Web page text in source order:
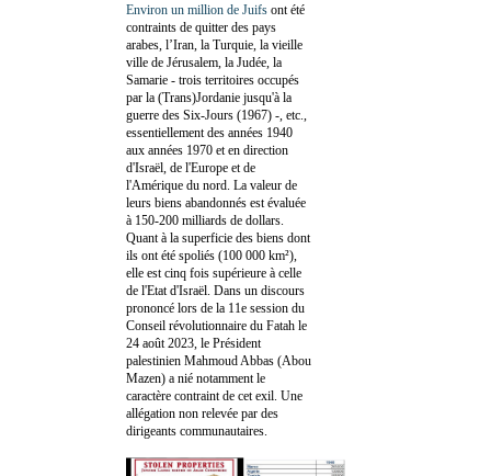
Environ un million de Juifs ont été
contraints de quitter des pays
arabes, l’Iran, la Turquie, la vieille
ville de Jérusalem, la Judée, la
Samarie - trois territoires occupés
par la (Trans)Jordanie jusqu'à la
guerre des Six-Jours (1967) -, etc.,
essentiellement des années 1940
aux années 1970 et en direction
d'Israël, de l'Europe et de
l'Amérique du nord. La valeur de
leurs biens abandonnés est évaluée
à 150-200 milliards de dollars.
Quant à la superficie des biens dont
ils ont été spoliés (100 000 km²),
elle est cinq fois supérieure à celle
de l'Etat d'Israël. Dans un discours
prononcé lors de la 11e session du
Conseil révolutionnaire du Fatah le
24 août 2023, le Président
palestinien Mahmoud Abbas (Abou
Mazen) a nié notamment le
caractère contraint de cet exil. Une
allégation non relevée par des
dirigeants communautaires.